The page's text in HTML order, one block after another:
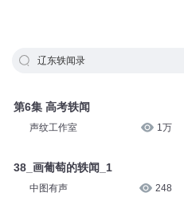
辽东轶闻录
第6集 高考轶闻
声纹工作室 1万
38_画葡萄的轶闻_1
中图有声 248